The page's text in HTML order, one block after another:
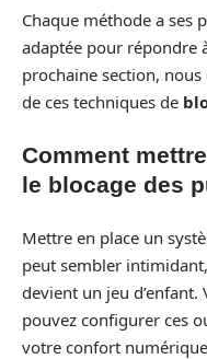
Chaque méthode a ses
adaptée pour répondre
prochaine section,
de ces techniques de
Comment
le blocage des
Mettre en place un
peut sembler
devient un jeu
pouvez configurer ces
votre confort